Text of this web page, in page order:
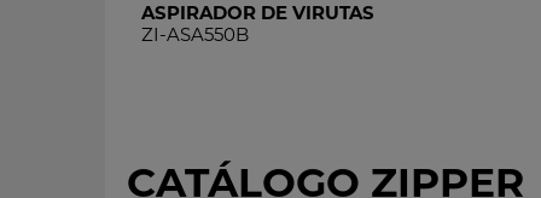
ASPIRADOR DE VIRUTAS
ZI-ASA550B
CATÁLOGO ZIPPER